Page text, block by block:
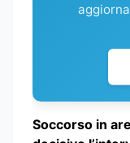
Soccorso in